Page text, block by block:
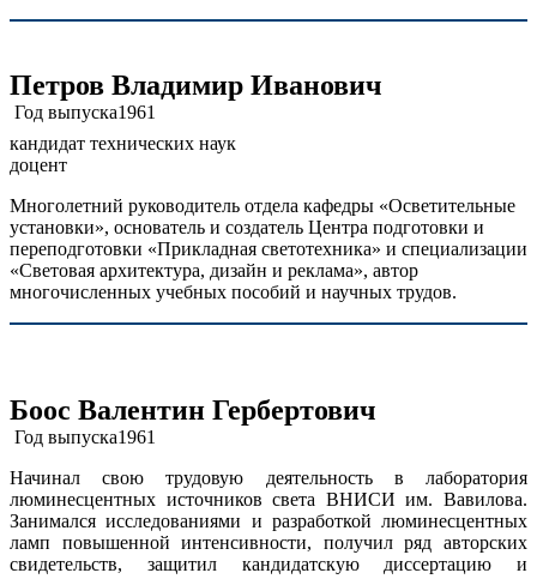
Петров Владимир Иванович
Год выпуска1961
кандидат технических наук
доцент
Многолетний руководитель отдела кафедры «Осветительные
установки», основатель и создатель Центра подготовки и
переподготовки «Прикладная светотехника» и специализации
«Световая архитектура, дизайн и реклама», автор
многочисленных учебных пособий и научных трудов.
Боос Валентин Гербертович
Год выпуска1961
Начинал свою трудовую деятельность в лаборатория
люминесцентных источников света ВНИСИ им. Вавилова.
Занимался исследованиями и разработкой люминесцентных
ламп повышенной интенсивности, получил ряд авторских
свидетельств, защитил кандидатскую диссертацию и